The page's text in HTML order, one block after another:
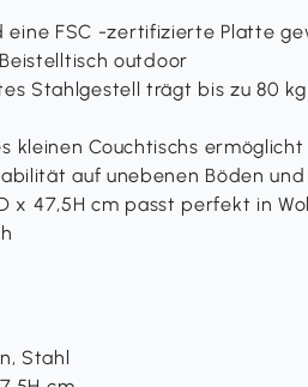
eine FSC -zertifizierte Platte
outdoor
Stahlgestell trägt bis zu 80
kleinen Couchtischs
auf unebenen Böden
x 47,5H cm passt perfekt in
Stahl